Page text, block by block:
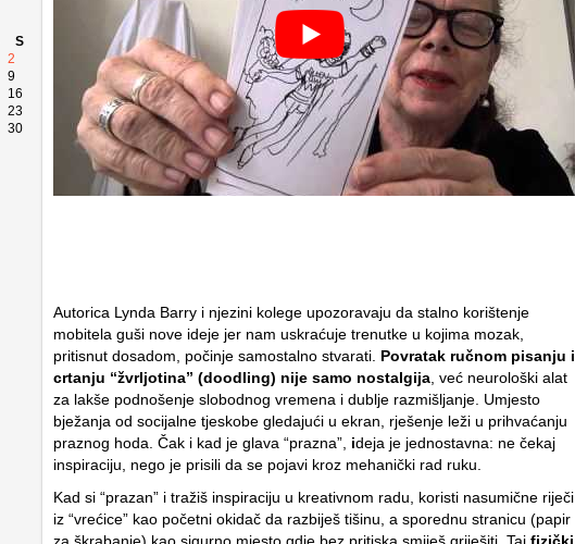
S
2
9
16
23
30
Autorica Lynda Barry i njezini kolege upozoravaju da stalno korištenje
mobitela guši nove ideje jer nam uskraćuje trenutke u kojima mozak,
pritisnut dosadom, počinje samostalno stvarati. Povratak ručnom pisanju i
crtanju “žvrljotina” (doodling) nije samo nostalgija , već neurološki alat
za lakše podnošenje slobodnog vremena i dublje razmišljanje. Umjesto
bježanja od socijalne tjeskobe gledajući u ekran, rješenje leži u prihvaćanju
praznog hoda. Čak i kad je glava “prazna”, ideja je jednostavna: ne čekaj
inspiraciju, nego je prisili da se pojavi kroz mehanički rad ruku.
Kad si “prazan” i tražiš inspiraciju u kreativnom radu, koristi nasumične riječi
iz “vrećice” kao početni okidač da razbiješ tišinu, a sporednu stranicu (papir